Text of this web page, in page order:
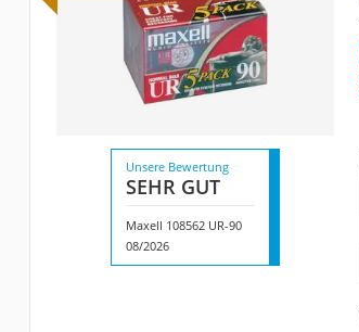
Unsere Bewertung
SEHR GUT
Maxell 108562 UR-90
08/2026